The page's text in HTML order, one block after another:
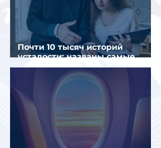
Почти 10 тысяч историй
усталости: названы самые
уставшие россияне